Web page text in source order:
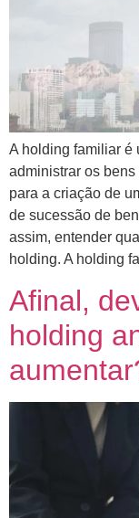
A holding familiar é
administrar os
para a criação de
de sucessão de
assim, entender
holding. A holding
Afinal,
holding